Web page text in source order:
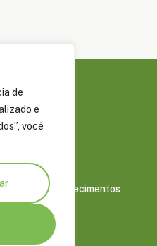
de
e
você
a FAS
e Reconhecimentos